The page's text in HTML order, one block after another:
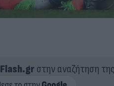
Flash.grστην αναζήτηση της